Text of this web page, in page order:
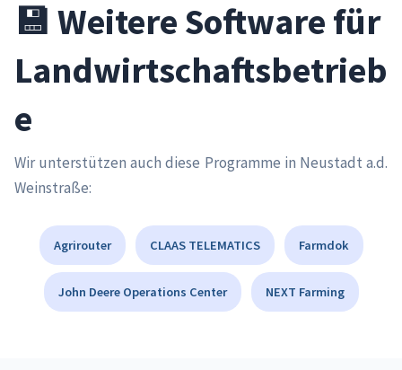
💾 Weitere Software für
Landwirtschaftsbetrieb
e
Wir unterstützen auch diese Programme in Neustadt a.d.
Weinstraße:
Agrirouter CLAAS TELEMATICS Farmdok
John Deere Operations Center NEXT Farming